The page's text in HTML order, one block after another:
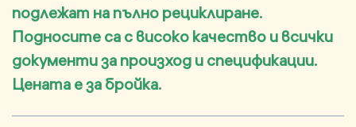
подлежат на пълно рециклиране.
Подносите са с високо качество и всички
документи за произход и спецификации.
Цената е за бройка.